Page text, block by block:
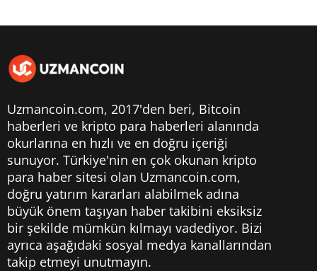
Uzmancoin.com, 2017'den beri, Bitcoin
haberleri ve kripto para haberleri alanında
okurlarına en hızlı ve en doğru içeriği
sunuyor. Türkiye'nin en çok okunan kripto
para haber sitesi olan Uzmancoin.com,
doğru yatırım kararları alabilmek adına
büyük önem taşıyan haber takibini eksiksiz
bir şekilde mümkün kılmayı vadediyor. Bizi
ayrıca aşağıdaki sosyal medya kanallarından
takip etmeyi unutmayın.